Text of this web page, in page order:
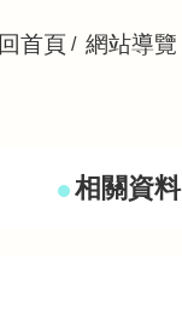
回首頁 網站導覽
相關資料